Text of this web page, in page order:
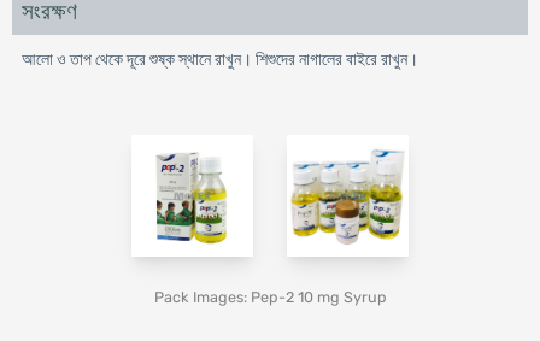
সংরক্ষণ
আলো ও তাপ থেকে দূরে শুষ্ক স্থানে রাখুন। শিশুদের নাগালের বাইরে রাখুন।
Pack Images: Pep-2 10 mg Syrup